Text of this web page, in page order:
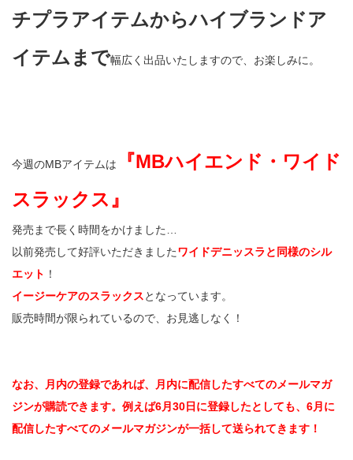
チプラアイテムからハイブランドア
イテムまで幅広く出品いたしますので、お楽しみに。
今週のMBアイテムは
『MBハイエンド・ワイド
スラックス』
発売まで長く時間をかけました…
以前発売して好評いただきましたワイドデニッスラと同様のシル
エット ！
イージーケアのスラックスとなっています。
販売時間が限られているので、お見逃しなく！
なお、月内の登録であれば、月内に配信したすべてのメールマガ
ジンが購読できます。例えば6月30日に登録したとしても、6月に
配信したすべてのメールマガジンが一括して送られてきます！